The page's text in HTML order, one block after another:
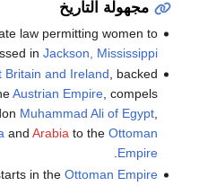
مجهولة التاريخ
law permitting women to
in Jackson, Mississippi
Britain and Ireland , backed
Austrian Empire, compels
Muhammad Ali of Egypt,
and Arabia to the Ottoman
Empire
in the Ottoman Empire